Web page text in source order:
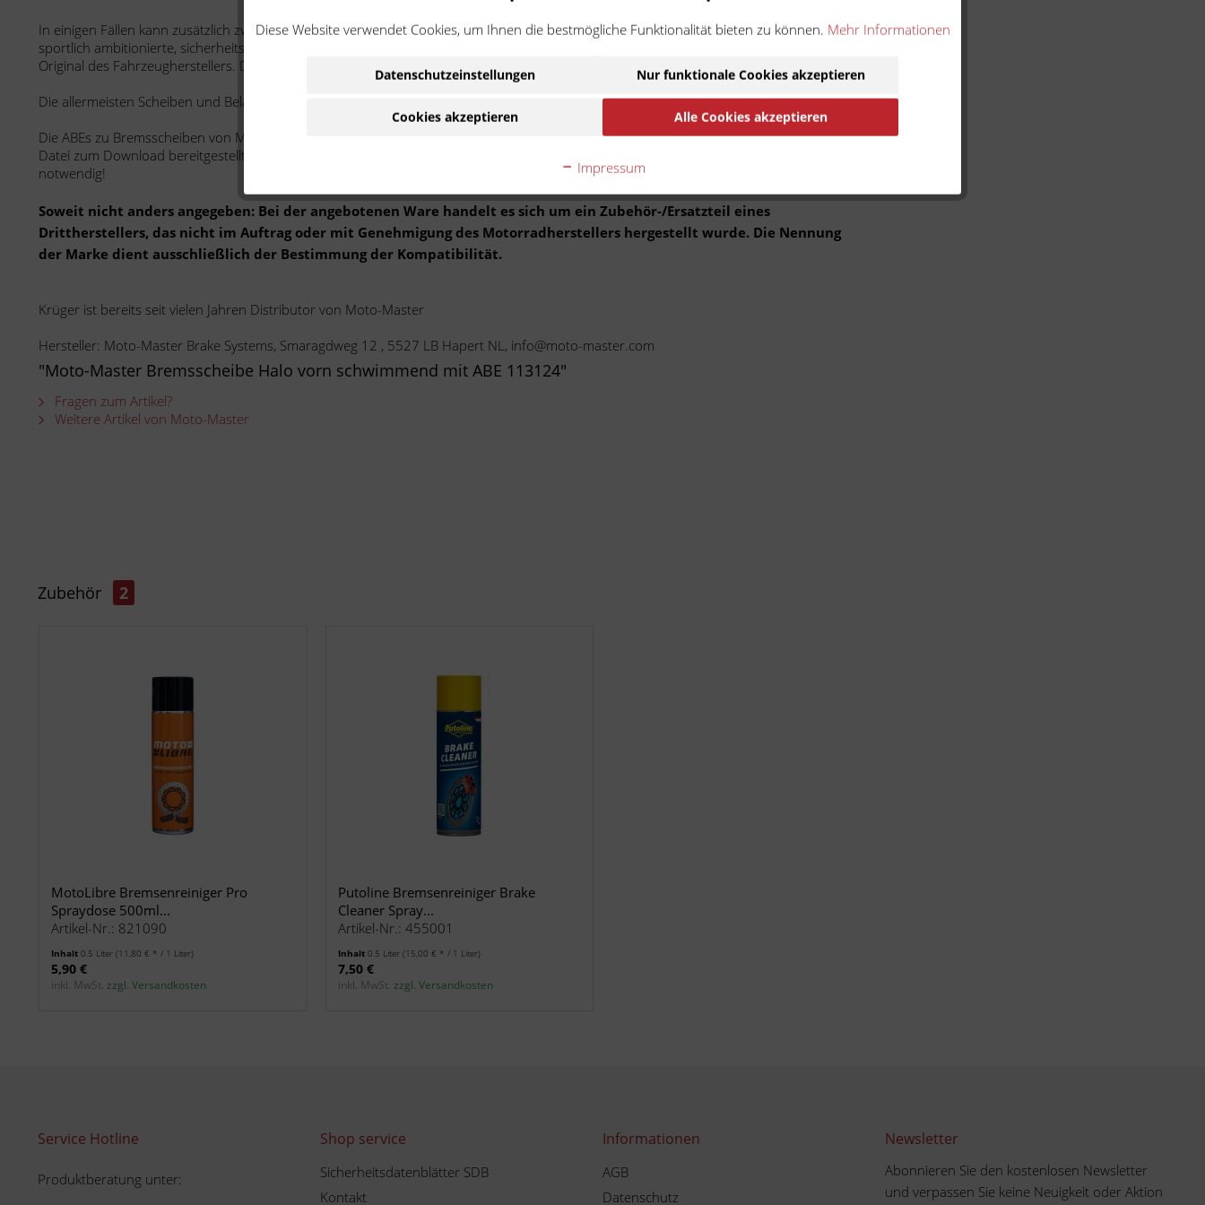
In einigen Fällen kann zusätzlich zwischen fest-, teil- oder vollschwimmenden Bremsscheiben unterschieden werden. Sowohl für
sportlich ambitionierte, sicherheits- und designbewusste Biker sind Moto-Master-Bremsscheiben viel mehr als ein guter Ersatz für das
Original des Fahrzeugherstellers. Die Bremsscheiben sind im internationalen Rennsport erprobt.
Die allermeisten Scheiben und Beläge sind ABE zertifiziert.
Die ABEs zu Bremsscheiben von Moto-Master werden auf der Seite des Herstellers und des Importeurs KRÜGER Moto-Parts als PDF-
Datei zum Download bereitgestellt und können auf Anfrage auch per EMail zugestellt werden. Eine TÜV-Eintragung ist bei ABEs nicht
notwendig!
Soweit nicht anders angegeben: Bei der angebotenen Ware handelt es sich um ein Zubehör-/Ersatzteil eines
Drittherstellers, das nicht im Auftrag oder mit Genehmigung des Motorradherstellers hergestellt wurde. Die Nennung
der Marke dient ausschließlich der Bestimmung der Kompatibilität.
Krüger ist bereits seit vielen Jahren Distributor von Moto-Master
Hersteller: Moto-Master Brake Systems, Smaragdweg 12 , 5527 LB Hapert NL, info@moto-master.com
"Moto-Master Bremsscheibe Halo vorn schwimmend mit ABE 113124"
Fragen zum Artikel?
Weitere Artikel von Moto-Master
Zubehör 2
MotoLibre Bremsenreiniger Pro
Spraydose 500ml...
Artikel-Nr.: 821090
Inhalt 0.5 Liter (11,80 € * / 1 Liter)
5,90 €
inkl. MwSt. zzgl. Versandkosten
Putoline Bremsenreiniger Brake
Cleaner Spray...
Artikel-Nr.: 455001
Inhalt 0.5 Liter (15,00 € * / 1 Liter)
7,50 €
inkl. MwSt. zzgl. Versandkosten
Service Hotline
Produktberatung unter:
Shop service
Sicherheitsdatenblätter SDB
Kontakt
Informationen
AGB
Datenschutz
Newsletter
Abonnieren Sie den kostenlosen Newsletter
und verpassen Sie keine Neuigkeit oder Aktion
Diese Website verwendet Cookies, um Ihnen die bestmögliche Funktionalität bieten zu können. Mehr Informationen
Datenschutzeinstellungen Nur funktionale Cookies akzeptieren
Cookies akzeptieren Alle Cookies akzeptieren
Impressum